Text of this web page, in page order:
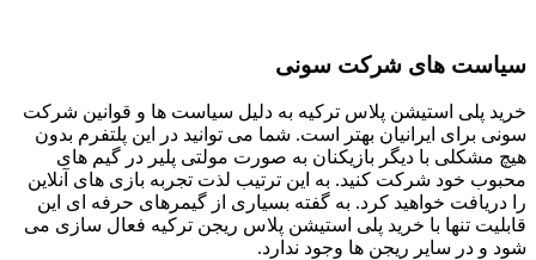
سیاست های شرکت سونی
خرید پلی استیشن پلاس ترکیه به دلیل سیاست ها و قوانین شرکت
سونی برای ایرانیان بهتر است. شما می توانید در این پلتفرم بدون
هیچ مشکلی با دیگر بازیکنان به صورت مولتی پلیر در گیم های
محبوب خود شرکت کنید. به این ترتیب لذت تجربه بازی های آنلاین
را دریافت خواهید کرد. به گفته بسیاری از گیمرهای حرفه ای این
قابلیت تنها با خرید پلی استیشن پلاس ریجن ترکیه فعال سازی می
شود و در سایر ریجن ها وجود ندارد.